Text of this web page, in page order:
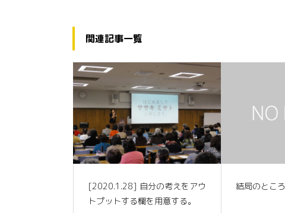
関連記事一覧
[2020.1.28] 自分の考えをアウ
トプットする欄を用意する。
結局のところ